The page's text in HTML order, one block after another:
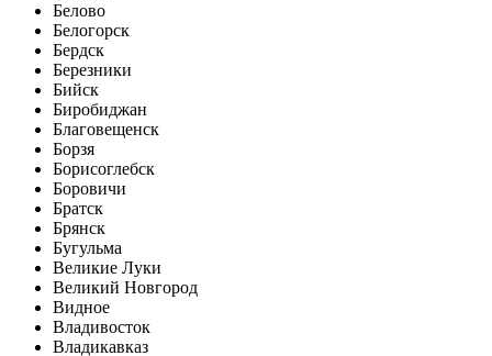
Белово
Белогорск
Бердск
Березники
Бийск
Биробиджан
Благовещенск
Борзя
Борисоглебск
Боровичи
Братск
Брянск
Бугульма
Великие Луки
Великий Новгород
Видное
Владивосток
Владикавказ